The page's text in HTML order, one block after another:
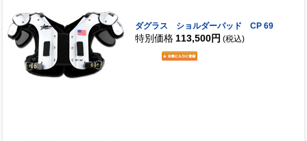
ダグラス ショルダーパッド CP 69
特別価格 113,500円 (税込)